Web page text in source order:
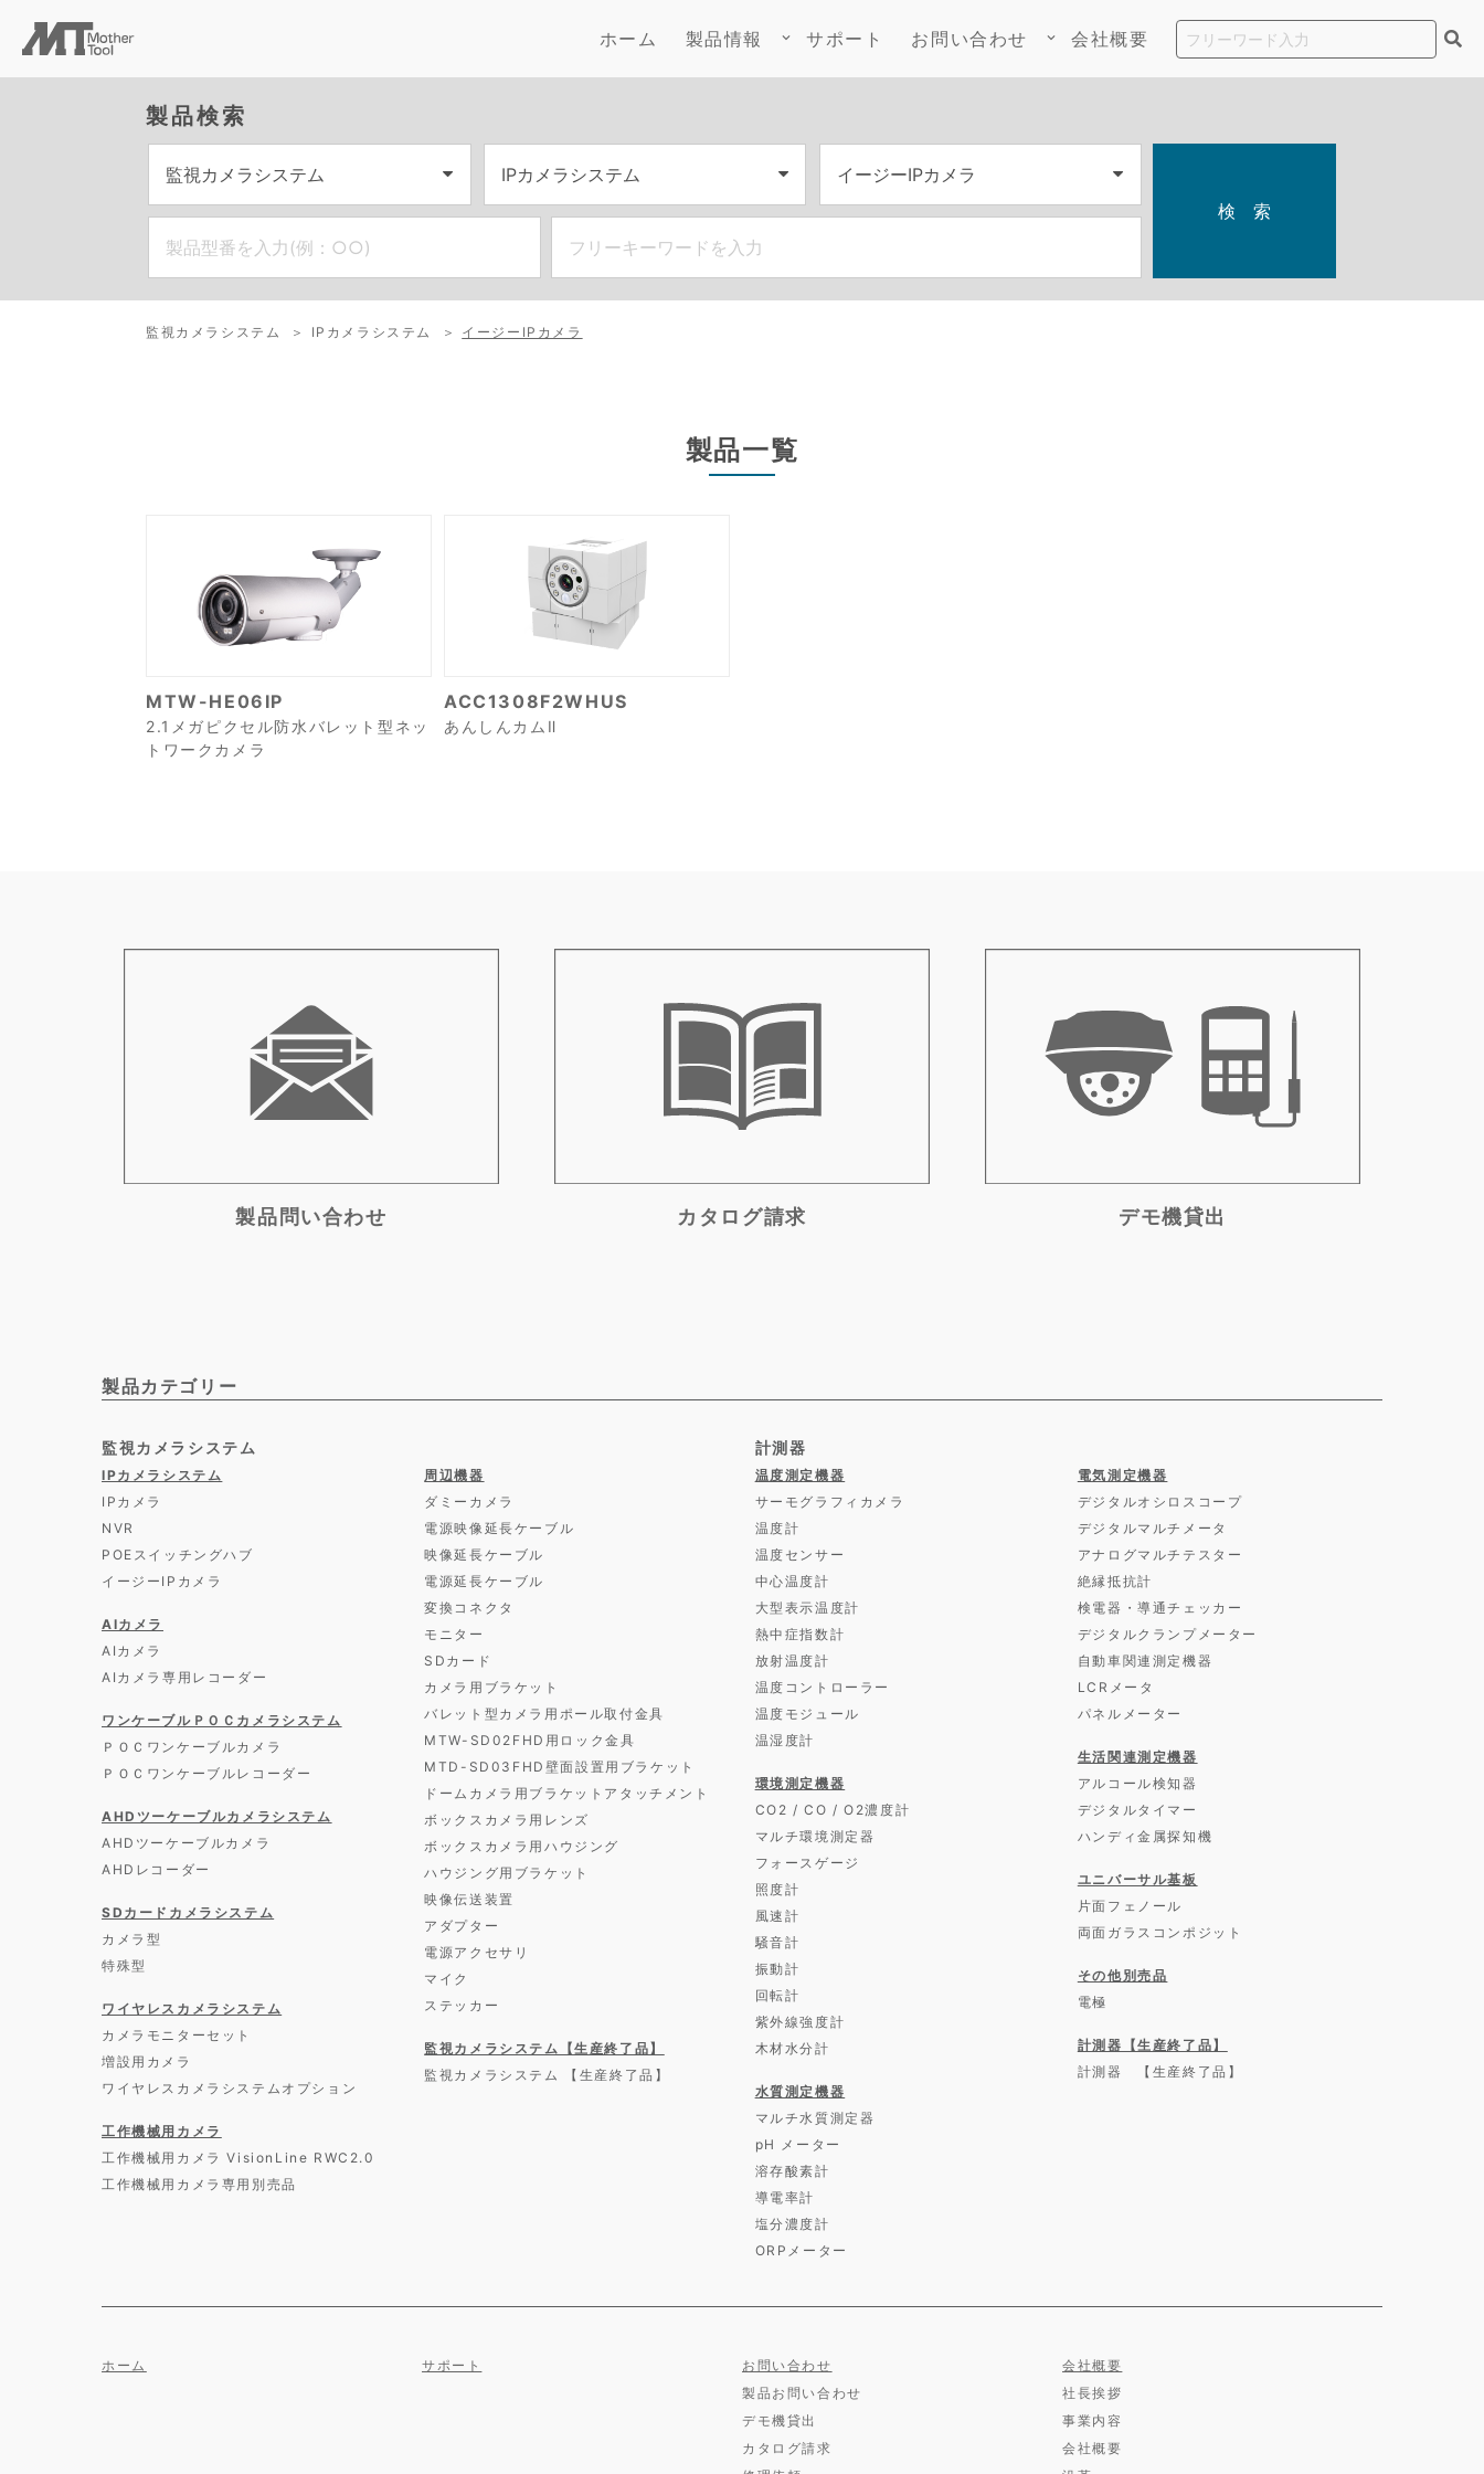
ホーム 製品情報 keyboard_arrow_down サポート お問い合わせ keyboard_arrow_down 会社概要
製品検索
検 索
監視カメラシステム IPカメラシステム イージーIPカメラ
製品一覧
MTW-HE06IP
2.1メガピクセル防水バレット型ネッ
トワークカメラ
ACC1308F2WHUS
あんしんカムⅡ
製品問い合わせ カタログ請求 デモ機貸出
製品カテゴリー
監視カメラシステム
IPカメラシステム
IPカメラ
NVR
POEスイッチングハブ
イージーIPカメラ
AIカメラ
AIカメラ
AIカメラ専用レコーダー
ワンケーブルＰＯＣカメラシステム
ＰＯＣワンケーブルカメラ
ＰＯＣワンケーブルレコーダー
AHDツーケーブルカメラシステム
AHDツーケーブルカメラ
AHDレコーダー
SDカードカメラシステム
カメラ型
特殊型
ワイヤレスカメラシステム
カメラモニターセット
増設用カメラ
ワイヤレスカメラシステムオプション
工作機械用カメラ
工作機械用カメラ VisionLine RWC2.0
工作機械用カメラ専用別売品
周辺機器
ダミーカメラ
電源映像延長ケーブル
映像延長ケーブル
電源延長ケーブル
変換コネクタ
モニター
SDカード
カメラ用ブラケット
バレット型カメラ用ポール取付金具
MTW-SD02FHD用ロック金具
MTD-SD03FHD壁面設置用ブラケット
ドームカメラ用ブラケットアタッチメント
ボックスカメラ用レンズ
ボックスカメラ用ハウジング
ハウジング用ブラケット
映像伝送装置
アダプター
電源アクセサリ
マイク
ステッカー
監視カメラシステム【生産終了品】
監視カメラシステム 【生産終了品】
計測器
温度測定機器
サーモグラフィカメラ
温度計
温度センサー
中心温度計
大型表示温度計
熱中症指数計
放射温度計
温度コントローラー
温度モジュール
温湿度計
環境測定機器
CO2 / CO / O2濃度計
マルチ環境測定器
フォースゲージ
照度計
風速計
騒音計
振動計
回転計
紫外線強度計
木材水分計
水質測定機器
マルチ水質測定器
pH メーター
溶存酸素計
導電率計
塩分濃度計
ORPメーター
電気測定機器
デジタルオシロスコープ
デジタルマルチメータ
アナログマルチテスター
絶縁抵抗計
検電器・導通チェッカー
デジタルクランプメーター
自動車関連測定機器
LCRメータ
パネルメーター
生活関連測定機器
アルコール検知器
デジタルタイマー
ハンディ金属探知機
ユニバーサル基板
片面フェノール
両面ガラスコンポジット
その他別売品
電極
計測器【生産終了品】
計測器 【生産終了品】
ホーム サポート
お問い合わせ
製品お問い合わせ
デモ機貸出
カタログ請求
会社概要
社長挨拶
事業内容
会社概要